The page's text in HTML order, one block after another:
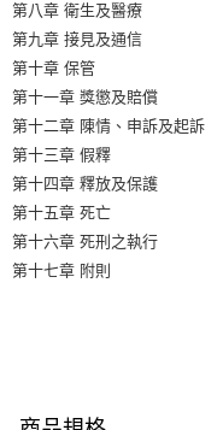
第八章 衛生及醫療
第九章 接見及通信
第十章 保管
第十一章 獎懲及賠償
第十二章 陳情、申訴及起訴
第十三章 假釋
第十四章 釋放及保護
第十五章 死亡
第十六章 死刑之執行
第十七章 附則